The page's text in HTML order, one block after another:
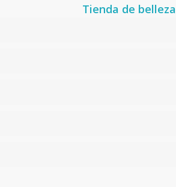
Tienda de belleza